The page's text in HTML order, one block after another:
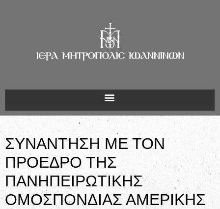
ΣΥΝΑΝΤΗΣΗ ΜΕ ΤΟΝ
ΠΡΟΕΔΡΟ ΤΗΣ
ΠΑΝΗΠΕΙΡΩΤΙΚΗΣ
ΟΜΟΣΠΟΝΔΙΑΣ ΑΜΕΡΙΚΗΣ